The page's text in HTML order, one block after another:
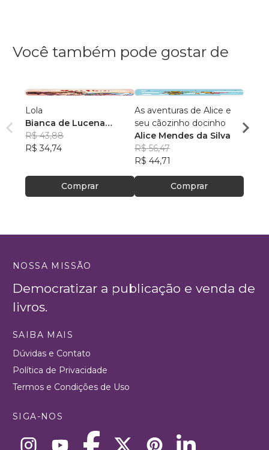
Você também pode gostar de
Lola
Bianca de Lucena
Coutinho de Oliveira
R$ 43,88
R$ 34,74
Comprar
As aventuras de Alice e
seu cãozinho docinho
Alice Mendes da Silva
R$ 56,47
R$ 44,71
Comprar
NOSSA MISSÃO
Democratizar a publicação e venda de
livros.
SAIBA MAIS
Dúvidas e Contato
Política de Privacidade
Termos e Condições de Uso
SIGA-NOS